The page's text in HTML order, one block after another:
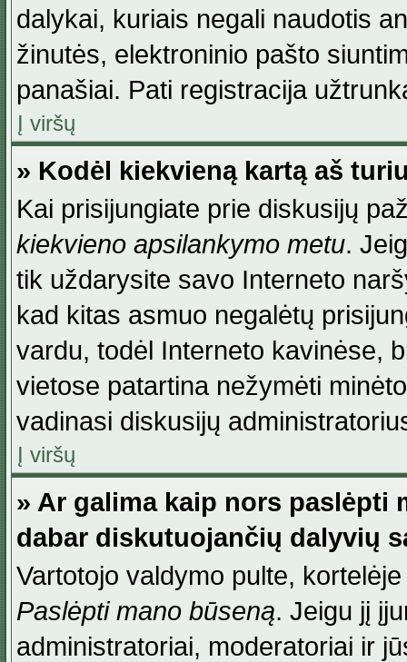
dalykai, kuriais negali naudotis
žinutės, elektroninio pašto
panašiai. Pati registracija
Į viršų
» Kodėl kiekvieną kartą aš
Kai prisijungiate prie diskusijų
kiekvieno apsilankymo metu.
tik uždarysite savo Interneto
kad kitas asmuo negalėtų
vardu, todėl Interneto kavinėse,
vietose patartina nežymėti
vadinasi diskusijų
Į viršų
» Ar galima kaip nors paslėpti
dabar diskutuojančių dalyvių
Vartotojo valdymo pulte,
Paslėpti mano būseną. Jeigu jį
administratoriai, moderatoriai ir